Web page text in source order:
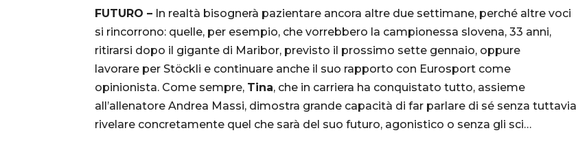
FUTURO – In realtà bisognerà pazientare ancora altre due settimane, perché altre voci
si rincorrono: quelle, per esempio, che vorrebbero la campionessa slovena, 33 anni,
ritirarsi dopo il gigante di Maribor, previsto il prossimo sette gennaio, oppure
lavorare per Stöckli e continuare anche il suo rapporto con Eurosport come
opinionista. Come sempre, Tina, che in carriera ha conquistato tutto, assieme
all’allenatore Andrea Massi, dimostra grande capacità di far parlare di sé senza tuttavia
rivelare concretamente quel che sarà del suo futuro, agonistico o senza gli sci…